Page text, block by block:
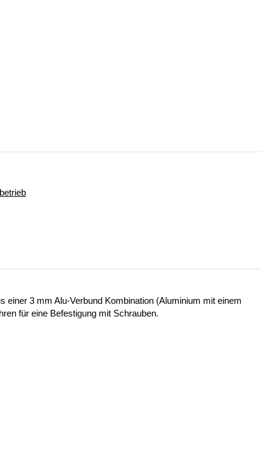
3 mm Alu-Verbund Kombination (Aluminium mit einem
für eine Befestigung mit Schrauben.